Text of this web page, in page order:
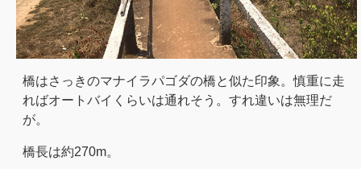
橋はさっきのマナイラパゴダの橋と似た印象。慎重に走
ればオートバイくらいは通れそう。すれ違いは無理だ
が。
橋長は約270m。